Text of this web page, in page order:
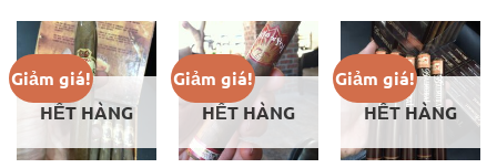
180.000 ₫. 250.000 ₫. 220.000 ₫.
Giảm giá!
HẾT HÀNG
Giảm giá!
HẾT HÀNG
Giảm giá!
HẾT HÀNG